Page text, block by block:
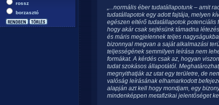
rossz
borzasztó
„...normális éber tudatállapotunk – amit
tudatállapotok egy adott fajtája, melyen
egészen eltérő tudatállapotok
hogy akár csak sejtésünk támadna
és máris megjelennek teljes
bizonnyal megvan a saját alkalmazási
teljességének semmilyen leírása nem
formákat. A kérdés csak az, hogyan
tudat szokásos állapotától.
megnyithatják az utat egy területre, de
valóság leírásának elhamarkodott
alapján azt kell hogy mondjam, egy
mindenképpen metafizikai jelentőséget